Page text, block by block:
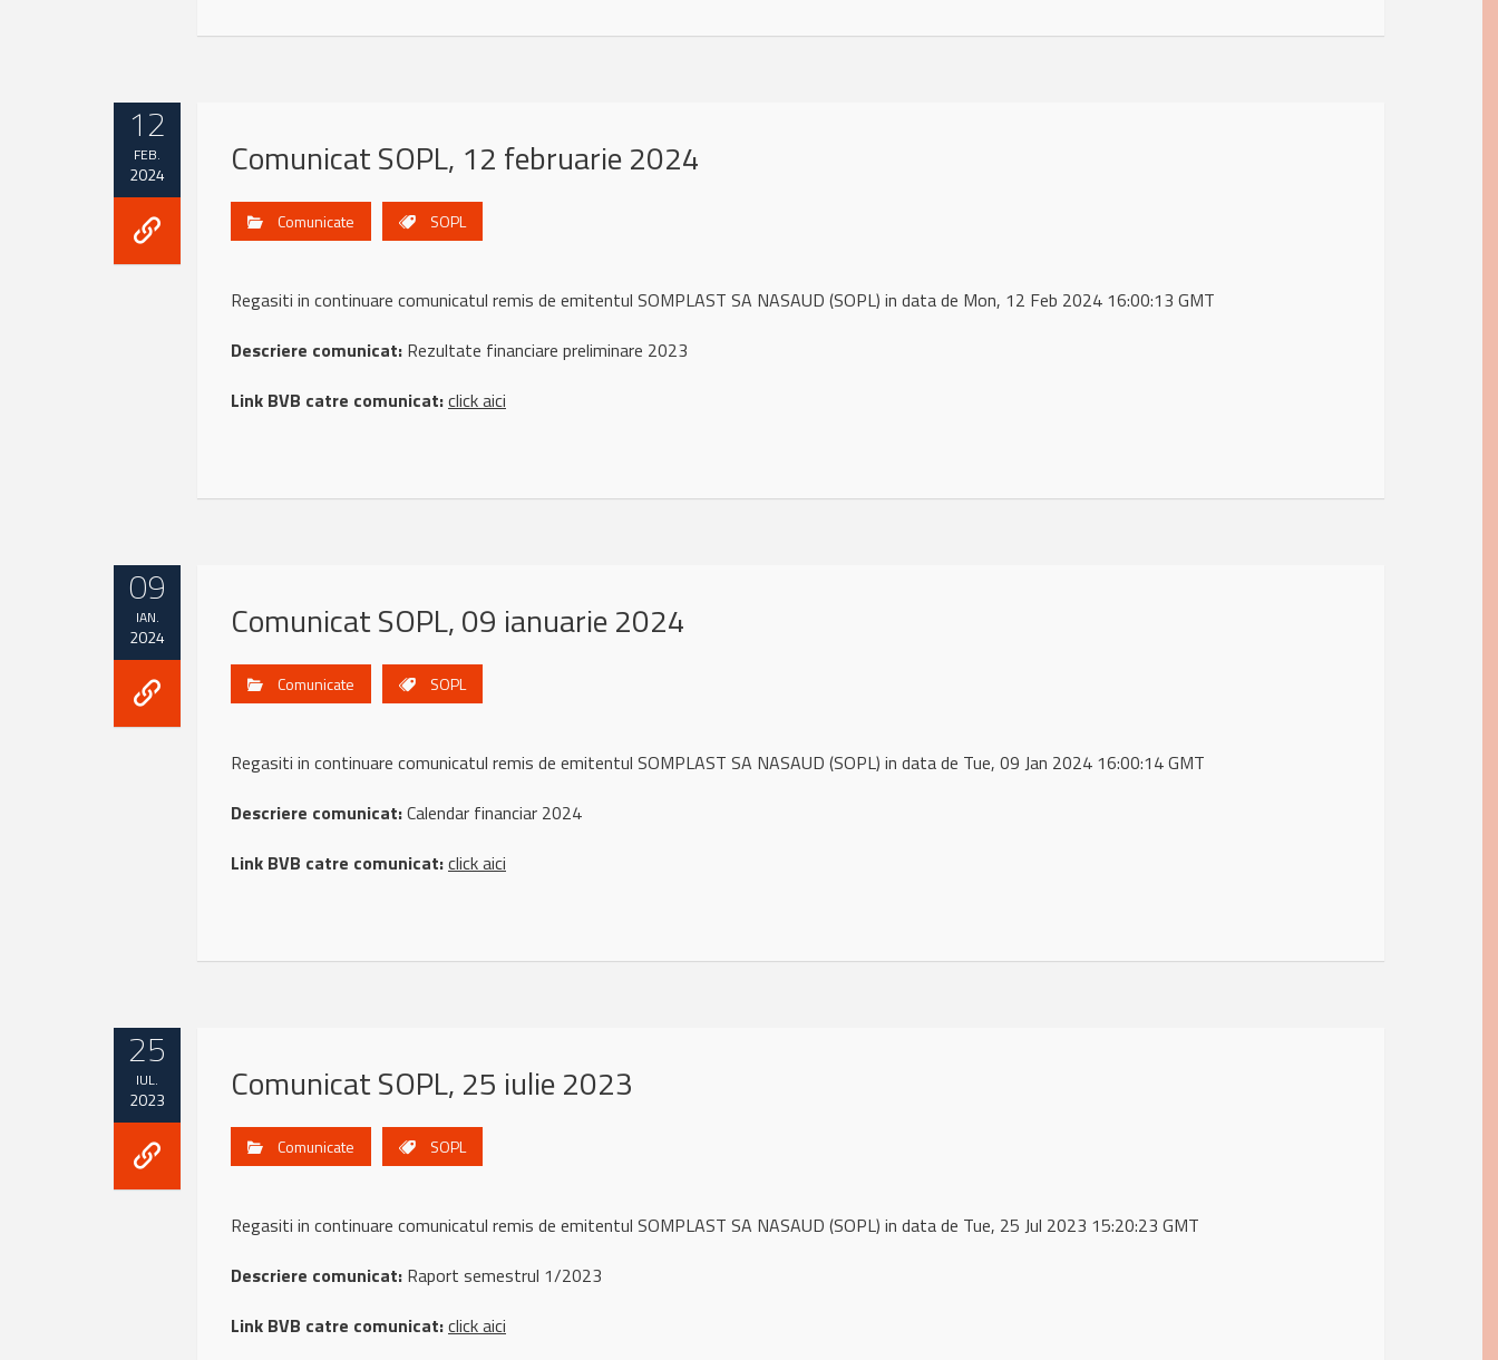
12
FEB.
2024 Comunicat SOPL, 12 februarie 2024
Comunicate SOPL
Regasiti in continuare comunicatul remis de emitentul SOMPLAST SA NASAUD (SOPL) in data de Mon, 12 Feb 2024 16:00:13 GMT
Descriere comunicat: Rezultate financiare preliminare 2023
Link BVB catre comunicat:click aici
09
IAN.
2024 Comunicat SOPL, 09 ianuarie 2024
Comunicate SOPL
Regasiti in continuare comunicatul remis de emitentul SOMPLAST SA NASAUD (SOPL) in data de Tue, 09 Jan 2024 16:00:14 GMT
Descriere comunicat:Calendar financiar 2024
Link BVB catre comunicat:click aici
25
IUL.
2023 Comunicat SOPL, 25 iulie 2023
Comunicate SOPL
Regasiti in continuare comunicatul remis de emitentul SOMPLAST SA NASAUD (SOPL) in data de Tue, 25 Jul 2023 15:20:23 GMT
Descriere comunicat: Raport semestrul 1/2023
Link BVB catre comunicat:click aici